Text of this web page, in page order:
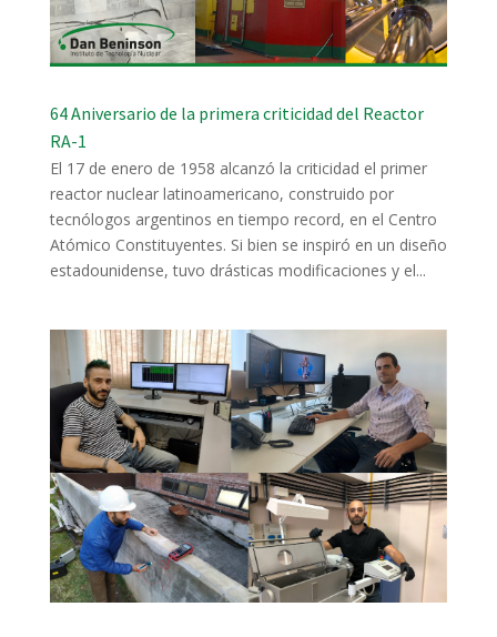
64 Aniversario de la primera criticidad del Reactor
RA-1
El 17 de enero de 1958 alcanzó la criticidad el primer
reactor nuclear latinoamericano, construido por
tecnólogos argentinos en tiempo record, en el Centro
Atómico Constituyentes. Si bien se inspiró en un diseño
estadounidense, tuvo drásticas modificaciones y el...